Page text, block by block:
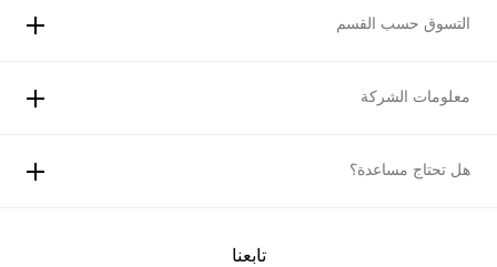
التسوق حسب القسم
معلومات الشركة
هل تحتاج مساعدة؟
تابعنا